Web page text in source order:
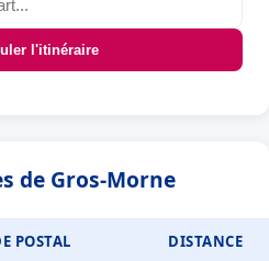
l'itinéraire
de Gros-Morne
POSTAL DISTANCE